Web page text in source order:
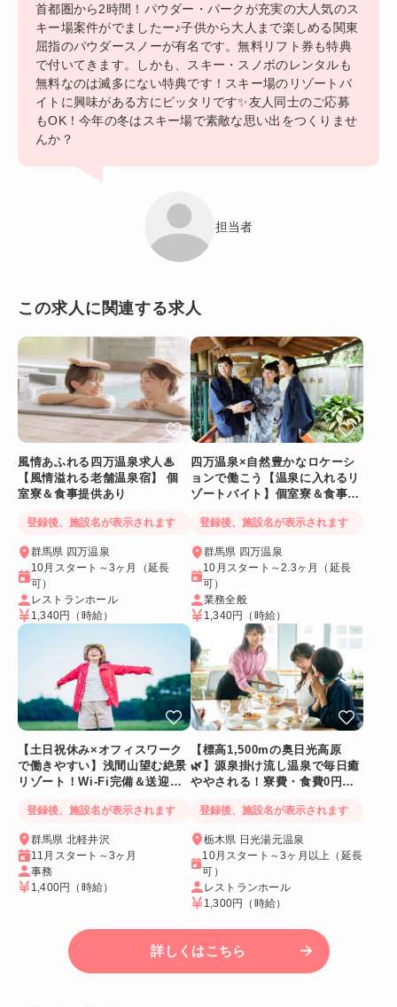
首都圏から2時間！パウダー・パークが充実の大人気のス
キー場案件がでましたー♪子供から大人まで楽しめる関東
屈指のパウダースノーが有名です。無料リフト券も特典
で付いてきます。しかも、スキー・スノボのレンタルも
無料なのは滅多にない特典です！スキー場のリゾートバ
イトに興味がある方にピッタリです✨友人同士のご応募
もOK！今年の冬はスキー場で素敵な思い出をつくりませ
んか？
担当者
この求人に関連する求人
風情あふれる四万温泉求人♨
【風情溢れる老舗温泉宿】 個
室寮＆食事提供あり
登録後、施設名が表示されます
群馬県 四万温泉
10月スタート～3ヶ月（延長
可）
レストランホール
1,340円
（時給）
四万温泉×自然豊かなロケーシ
ョンで働こう【温泉に入れるリ
ゾートバイト】個室寮＆食事提
登録後、施設名が表示されます
群馬県 四万温泉
10月スタート～2.3ヶ月（延長
可）
業務全般
1,340円
（時給）
【土日祝休み×オフィスワーク
で働きやすい】浅間山望む絶景
リゾート！Wi-Fi完備＆送迎バ
登録後、施設名が表示されます
群馬県 北軽井沢
11月スタート～3ヶ月
事務
1,400円 （時給）
【標高1,500mの奥日光高原
🌿】源泉掛け流し温泉で毎日癒
ややされる！寮費・食費0円！
登録後、施設名が表示されます
栃木県 日光湯元温泉
10月スタート～3ヶ月以上（延長
可）
レストランホール
1,300円 （時給）
詳しくはこちら